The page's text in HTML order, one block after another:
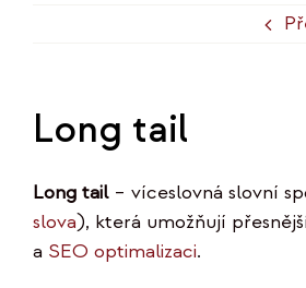
Long tail
Long tail– víceslovná slovní
slova), která umožňují
a SEO optimalizaci.